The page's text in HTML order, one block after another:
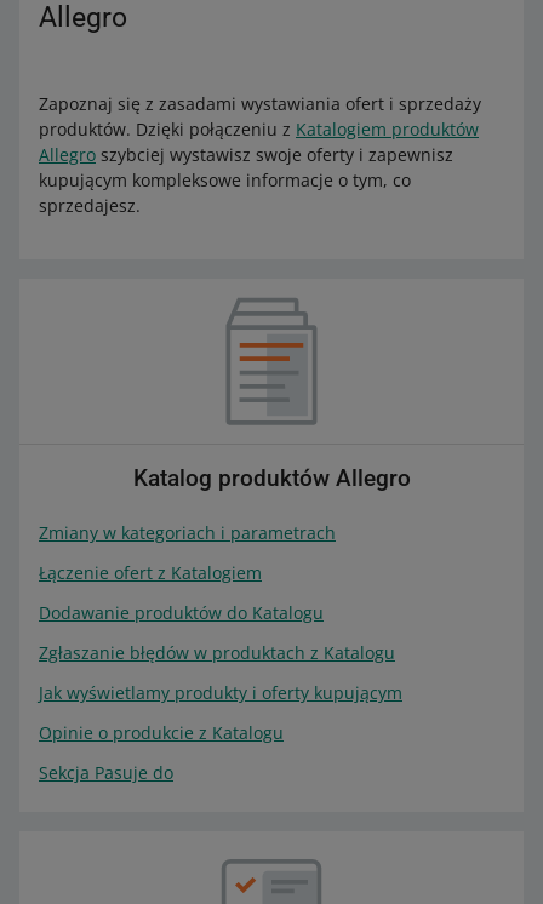
Allegro
Zapoznaj się z zasadami wystawiania ofert i sprzedaży
produktów. Dzięki połączeniu z Katalogiem produktów
Allegro szybciej wystawisz swoje oferty i zapewnisz
kupującym kompleksowe informacje o tym, co
sprzedajesz.
Katalog produktów Allegro
Zmiany w kategoriach i parametrach
Łączenie ofert z Katalogiem
Dodawanie produktów do Katalogu
Zgłaszanie błędów w produktach z Katalogu
Jak wyświetlamy produkty i oferty kupującym
Opinie o produkcie z Katalogu
Sekcja Pasuje do